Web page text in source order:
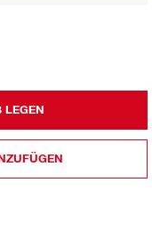
LEGEN